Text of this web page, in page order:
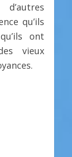
qu’ils
ont
vieux